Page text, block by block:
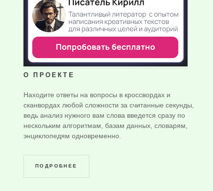
О ПРОЕКТЕ
Находите ответы на вопросы в кроссвордах и
сканвордах любой сложности за считанные секунды,
ведь анализ нужного вам слова введется сразу по
нескольким алгоритмам, базам данных, словарям,
энциклопедям одновременно.
ПОДРОБНЕЕ